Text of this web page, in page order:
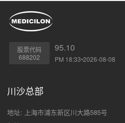
股票代码
688202
95.10
PM 18:33•2026-08-08
川沙总部
地址: 上海市浦东新区川大路585号